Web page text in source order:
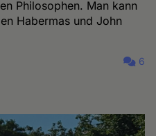
Philosophen. Man kann
Habermas und John
6